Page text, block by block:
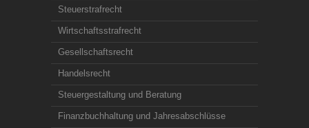
Steuerstrafrecht
Wirtschaftsstrafrecht
Gesellschaftsrecht
Handelsrecht
Steuergestaltung und Beratung
Finanzbuchhaltung und Jahresabschlüsse